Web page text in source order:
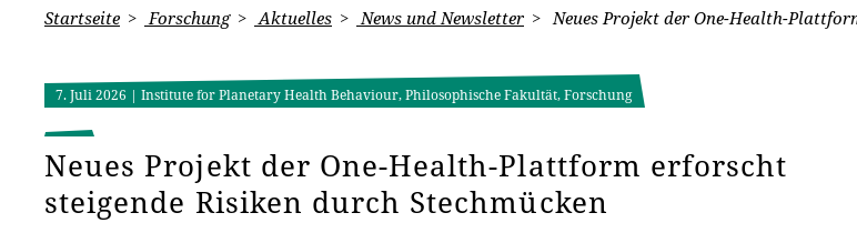
Startseite Forschung Aktuelles News und Newsletter Neues Projekt der One-Health-
7. Juli 2026 | Institute for Planetary Health Behaviour, Philosophische Fakultät, Forschung
Neues Projekt der One-Health-Plattform erforscht
steigende Risiken durch Stechmücken